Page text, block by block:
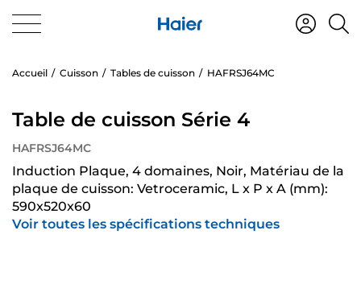
Accueil Cuisson Tables de cuisson HAFRSJ64MC
Table de cuisson Série 4
HAFRSJ64MC
Induction Plaque, 4 domaines, Noir, Matériau de la
plaque de cuisson: Vetroceramic, L x P x A (mm):
590x520x60
Voir toutes les spécifications techniques